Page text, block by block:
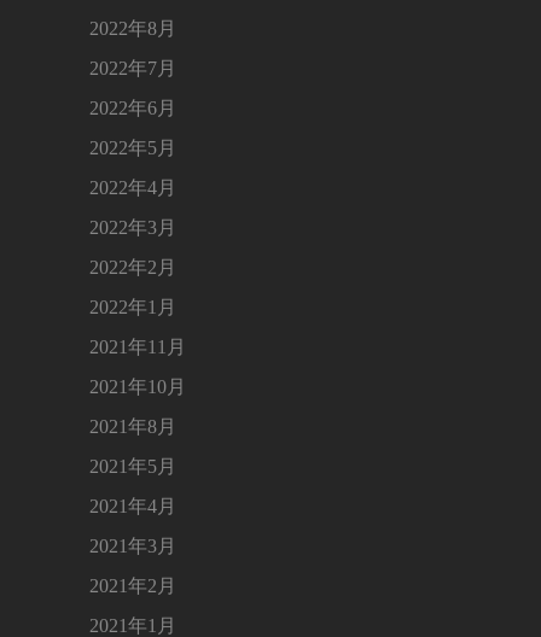
2022年8月
2022年7月
2022年6月
2022年5月
2022年4月
2022年3月
2022年2月
2022年1月
2021年11月
2021年10月
2021年8月
2021年5月
2021年4月
2021年3月
2021年2月
2021年1月